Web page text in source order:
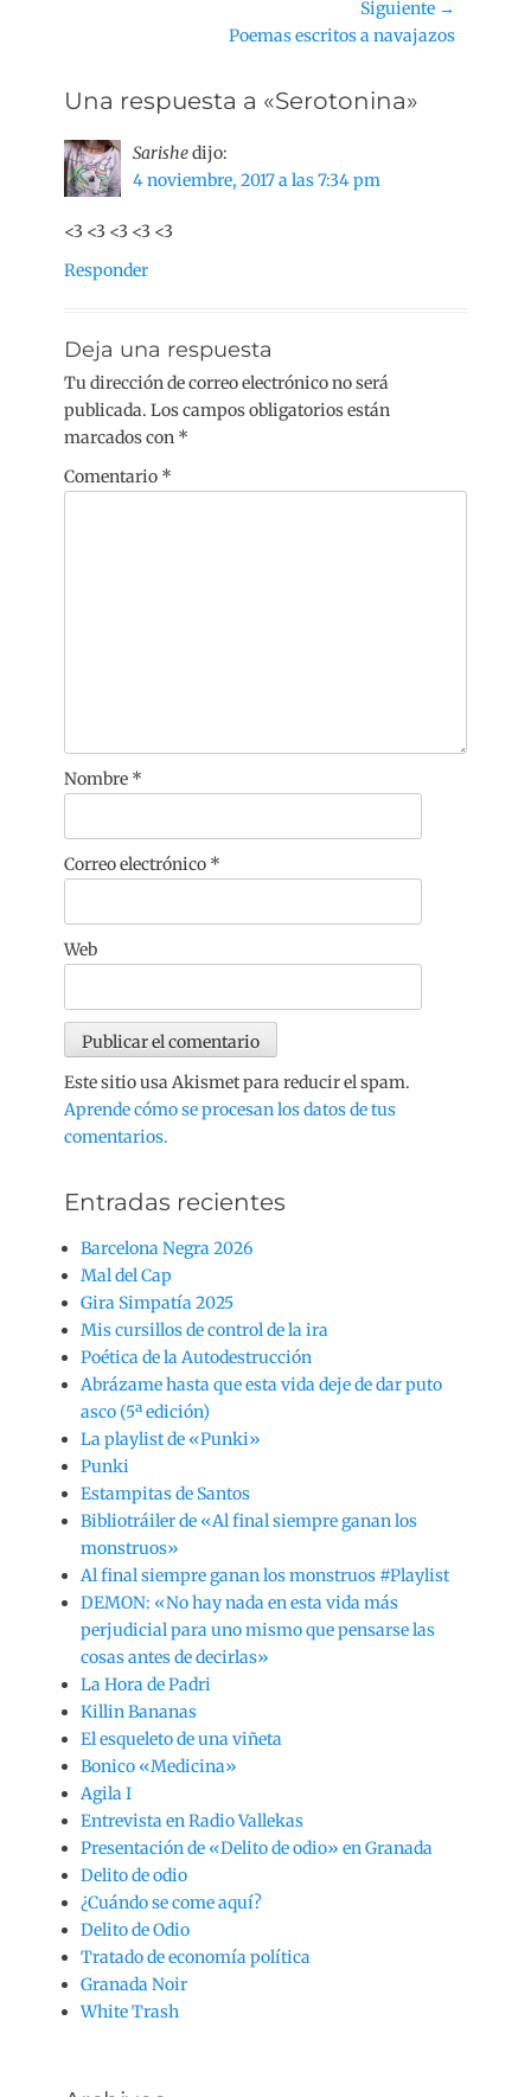
Siguiente →
Poemas escritos a navajazos
Una respuesta a «Serotonina»
Sarishedijo:
4 noviembre, 2017 a las 7:34 pm
<3 <3 <3 <3 <3
Responder
Deja una respuesta
Tu dirección de correo electrónico no será
publicada. Los campos obligatorios están
marcados con *
Comentario *
Nombre *
Correo electrónico *
Web
Este sitio usa Akismet para reducir el spam.
Aprende cómo se procesan los datos de tus
comentarios.
Entradas recientes
Barcelona Negra 2026
Mal del Cap
Gira Simpatía 2025
Mis cursillos de control de la ira
Poética de la Autodestrucción
Abrázame hasta que esta vida deje de dar puto
asco (5ª edición)
La playlist de «Punki»
Punki
Estampitas de Santos
Bibliotráiler de «Al final siempre ganan los
monstruos»
Al final siempre ganan los monstruos #Playlist
DEMON: «No hay nada en esta vida más
perjudicial para uno mismo que pensarse las
cosas antes de decirlas»
La Hora de Padri
Killin Bananas
El esqueleto de una viñeta
Bonico «Medicina»
Agila I
Entrevista en Radio Vallekas
Presentación de «Delito de odio» en Granada
Delito de odio
¿Cuándo se come aquí?
Delito de Odio
Tratado de economía política
Granada Noir
White Trash